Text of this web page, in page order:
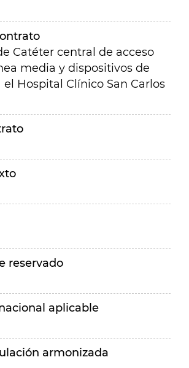
Catéter central de acceso
media y dispositivos de
Hospital Clínico San Carlos
reservado
aplicable
armonizada